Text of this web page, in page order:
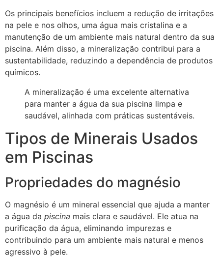
Os principais benefícios incluem a redução de irritações
na pele e nos olhos, uma água mais cristalina e a
manutenção de um ambiente mais natural dentro da sua
piscina. Além disso, a mineralização contribui para a
sustentabilidade, reduzindo a dependência de produtos
químicos.
A mineralização é uma excelente alternativa
para manter a água da sua piscina limpa e
saudável, alinhada com práticas sustentáveis.
Tipos de Minerais Usados
em Piscinas
Propriedades do magnésio
O magnésio é um mineral essencial que ajuda a manter
a água da piscina mais clara e saudável. Ele atua na
purificação da água, eliminando impurezas e
contribuindo para um ambiente mais natural e menos
agressivo à pele.